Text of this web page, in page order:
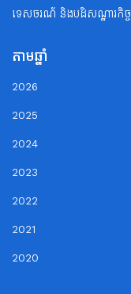
ទេសចរណ័ និងបដិសណ្ឋារកិច្ច
តាមឆ្នាំ
2026
2025
2024
2023
2022
2021
2020